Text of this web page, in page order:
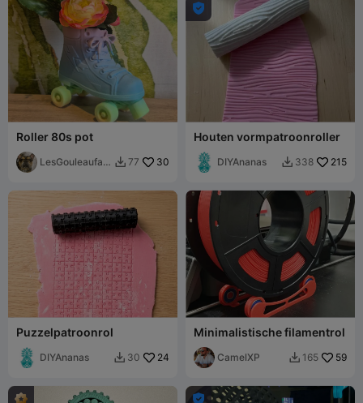
Roller 80s pot
LesGouleaufam  77 30

Houten vormpatroonroller
DIYAnanas  338 215
Puzzelpatroonrol
DIYAnanas  30 24
Minimalistische filamentrol
CamelXP  165 59
